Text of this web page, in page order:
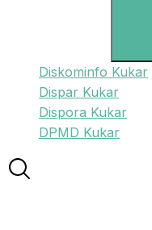
Diskominfo Kukar
Dispar Kukar
Dispora Kukar
DPMD Kukar